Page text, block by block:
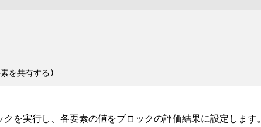
を実行し、各要素の値をブロックの評価結果に設定します。